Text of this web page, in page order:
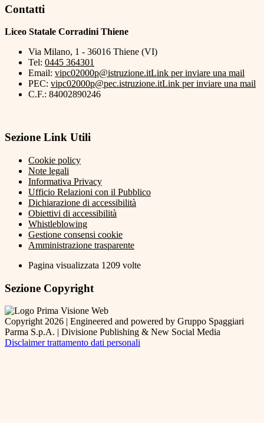
Contatti
Liceo Statale Corradini Thiene
Via Milano, 1 - 36016 Thiene (VI)
Tel: 0445 364301
Email: vipc02000p@istruzione.itLink per inviare una mail
PEC: vipc02000p@pec.istruzione.itLink per inviare una mail
C.F.: 84002890246
Sezione Link Utili
Cookie policy
Note legali
Informativa Privacy
Ufficio Relazioni con il Pubblico
Dichiarazione di accessibilità
Obiettivi di accessibilità
Whistleblowing
Gestione consensi cookie
Amministrazione trasparente
Pagina visualizzata 1209 volte
Sezione Copyright
Copyright 2026 | Engineered and powered by Gruppo Spaggiari
Parma S.p.A. | Divisione Publishing & New Social Media
Disclaimer trattamento dati personali